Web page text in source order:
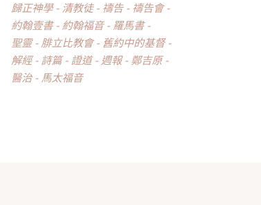
歸正神學
清教徒 禱告
禱告會
約翰壹書
約翰福音
羅馬書
聖靈
腓立比教會
舊約中的基督
解經
詩篇 證道 週報
鄭吉原
醫治
馬太福音